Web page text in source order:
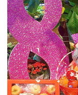
Thế giới
Quan sát
Cuộc sống đó đây
Hồ sơ